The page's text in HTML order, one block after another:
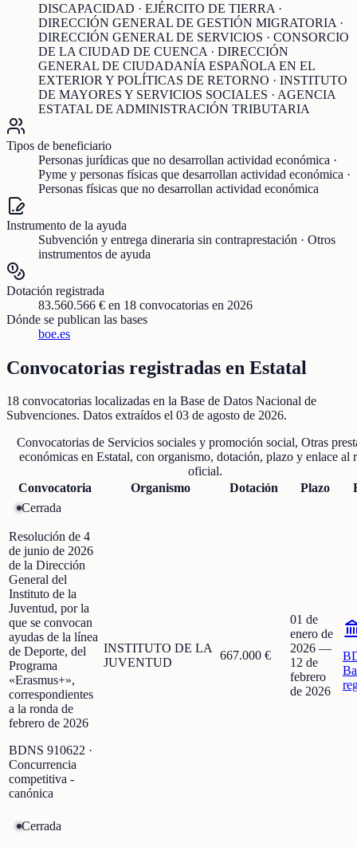
DISCAPACIDAD · EJÉRCITO DE TIERRA ·
DIRECCIÓN GENERAL DE GESTIÓN MIGRATORIA ·
DIRECCIÓN GENERAL DE SERVICIOS · CONSORCIO
DE LA CIUDAD DE CUENCA · DIRECCIÓN
GENERAL DE CIUDADANÍA ESPAÑOLA EN EL
EXTERIOR Y POLÍTICAS DE RETORNO · INSTITUTO
DE MAYORES Y SERVICIOS SOCIALES · AGENCIA
ESTATAL DE ADMINISTRACIÓN TRIBUTARIA
Tipos de beneficiario
Personas jurídicas que no desarrollan actividad económica ·
Pyme y personas físicas que desarrollan actividad económica ·
Personas físicas que no desarrollan actividad económica
Instrumento de la ayuda
Subvención y entrega dineraria sin contraprestación · Otros
instrumentos de ayuda
Dotación registrada
83.560.566 € en 18 convocatorias en 2026
Dónde se publican las bases
boe.es
Convocatorias registradas en Estatal
18 convocatorias localizadas en la Base de Datos Nacional de
Subvenciones. Datos extraídos el 03 de agosto de 2026.
Convocatorias de Servicios sociales y promoción social, Otras
económicas en Estatal, con organismo, dotación, plazo y enlace al
oficial.
Convocatoria
Organismo Dotación Plazo
Cerrada
Resolución de 4
de junio de 2026
de la Dirección
General del
Instituto de la
Juventud, por la
que se convocan
ayudas de la línea
de Deporte, del
Programa
«Erasmus+»,
correspondientes
a la ronda de
febrero de 2026
BDNS 910622 ·
Concurrencia
competitiva -
canónica
INSTITUTO DE LA
JUVENTUD
667.000 €
01 de
enero de
2026 —
12 de
febrero
de 2026
Cerrada